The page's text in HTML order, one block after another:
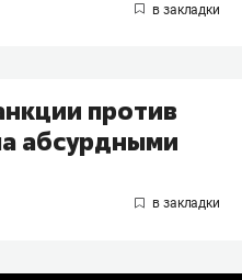
против
абсурдными